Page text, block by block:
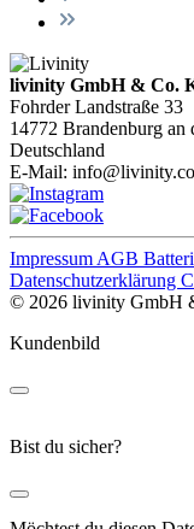
livinity GmbH & Co.
Fohrder Landstraße 33
14772 Brandenburg an
Deutschland
E-Mail:
Impressum AGB
Datenschutzerklärung
© 2026 livinity GmbH
Kundenbild
Bist du sicher?